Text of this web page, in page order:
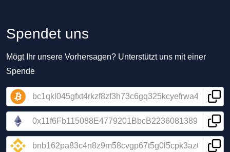
Spendet uns
Mögt Ihr unsere Vorhersagen? Unterstützt uns mit einer
Spende